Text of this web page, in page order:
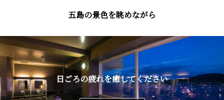
五島の景色を眺めながら
日ごろの疲れを癒してください